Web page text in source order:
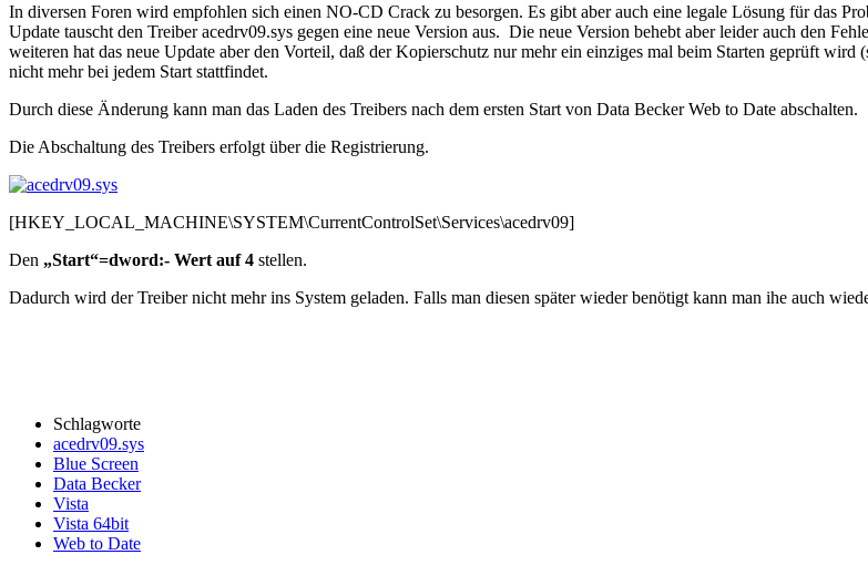
In diversen Foren wird empfohlen sich einen NO-CD Crack zu besorgen. Es gibt aber auch eine legale Lösung für das
Update tauscht den Treiber acedrv09.sys gegen eine neue Version aus. Die neue Version behebt aber leider auch den
weiteren hat das neue Update aber den Vorteil, daß der Kopierschutz nur mehr ein einziges mal beim Starten geprüft
nicht mehr bei jedem Start stattfindet.
Durch diese Änderung kann man das Laden des Treibers nach dem ersten Start von Data Becker Web to Date abschalten.
Die Abschaltung des Treibers erfolgt über die Registrierung.
[HKEY_LOCAL_MACHINE\SYSTEM\CurrentControlSet\Services\acedrv09]
Den „Start“=dword:- Wert auf 4 stellen.
Dadurch wird der Treiber nicht mehr ins System geladen. Falls man diesen später wieder benötigt kann man ihe auch
Schlagworte
acedrv09.sys
Blue Screen
Data Becker
Vista
Vista 64bit
Web to Date